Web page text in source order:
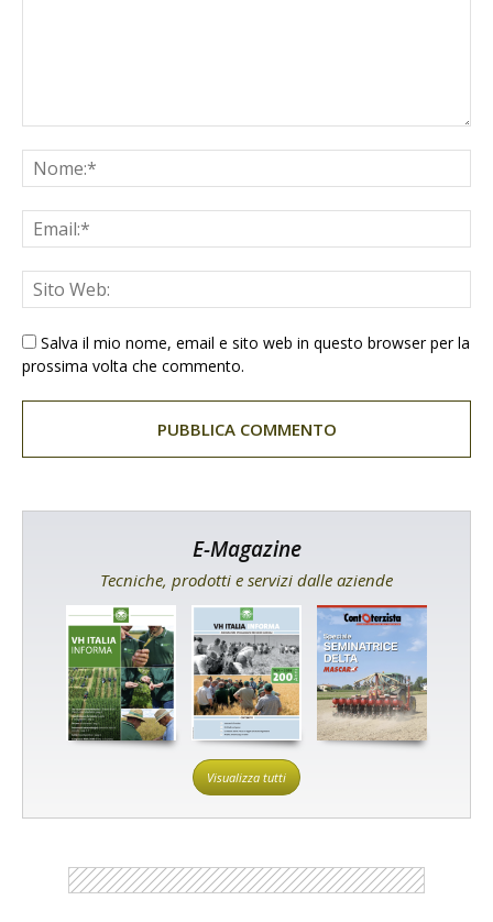
Salva il mio nome, email e sito web in questo browser per la
prossima volta che commento.
E-Magazine
Tecniche, prodotti e servizi dalle aziende
Visualizza tutti